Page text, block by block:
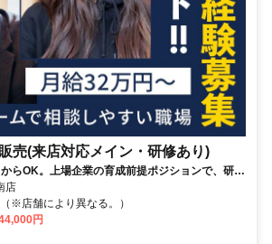
売(来店対応メイン・研修あり)
らOK。上場企業の育成前提ポジションで、研修
ら学べます。
店
通勤可（※店舗により異なる。）
円